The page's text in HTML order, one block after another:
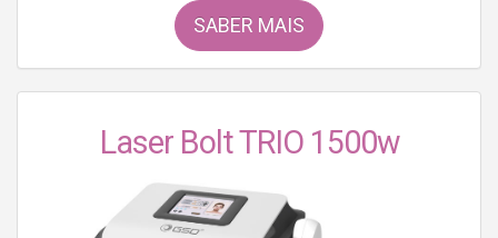
SABER MAIS
Laser Bolt TRIO 1500w